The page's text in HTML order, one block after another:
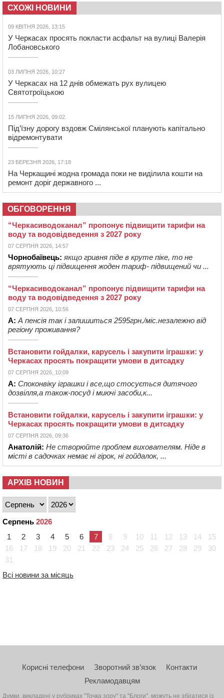
СХОЖІ НОВИНИ
09 КВІТНЯ 2026, 13:15
У Черкасах просять покласти асфальт на вулиці Валерія
Лобановського
03 ЛИПНЯ 2026, 10:27
У Черкасах на 12 днів обмежать рух вулицею
Святотроїцькою
15 ЛИПНЯ 2026, 09:02
Під’їзну дорогу вздовж Смілянської планують капітально
відремонтувати
23 БЕРЕЗНЯ 2026, 17:18
На Черкащині жодна громада поки не виділила кошти на
ремонт доріг державного ...
ОБГОВОРЕННЯ
“Черкасиводоканал” пропонує підвищити тарифи на
воду та водовідведення з 2027 року
07 СЕРПНЯ 2026, 14:57
Чорнобаївець: якщо гривня піде в круте піке, то не
врятують ці підвищення жоден тариф- підвищений чи ...
“Черкасиводоканал” пропонує підвищити тарифи на
воду та водовідведення з 2027 року
07 СЕРПНЯ 2026, 10:56
А: А пенсія так і залишиться 2595грн./міс.незалежно від
регіону проживання?
Встановити гойдалки, карусель і закупити іграшки: у
Черкасах просять покращити умови в дитсадку
07 СЕРПНЯ 2026, 10:09
А: Споконвіку іграшки і все,що стосується дитячого
дозвілля,а також-посуд і миючі засоби,к...
Встановити гойдалки, карусель і закупити іграшки: у
Черкасах просять покращити умови в дитсадку
07 СЕРПНЯ 2026, 09:36
Анатолій: Не створюйте проблем вихователям. Ніде в
місті в садочках немає ні гірок, ні гойдалок, ...
АРХІВ НОВИН
Серпень 2026
1
2 3 4 5 6 7 8 9 10 11 12 13 14
15
16
17 18 19 20 21 22 23 24 25 26 27 28 29
30
31
Всі новини за місяць
Корисні телефони Зворотний зв’язок
Контакти
Рекламодавцям
Думки, викладені у рубриках "Точка зору" та "Блоги", можуть не збігатися із